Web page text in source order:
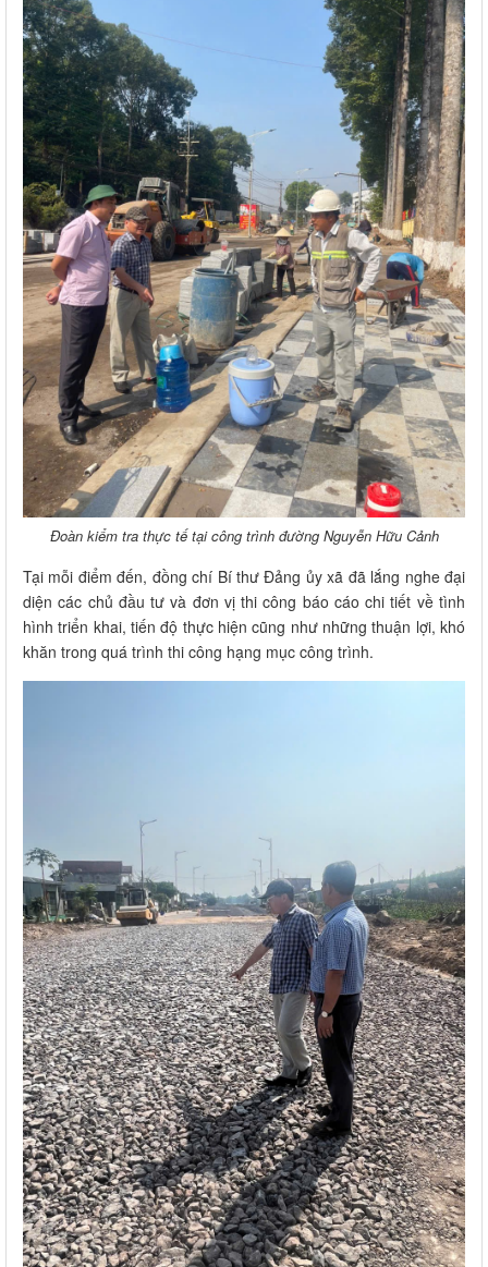
Đoàn kiểm tra thực tế tại công trình đường Nguyễn Hữu Cảnh
Tại mỗi điểm đến, đồng chí Bí thư Đảng ủy xã đã lắng nghe đại
diện các chủ đầu tư và đơn vị thi công báo cáo chi tiết về tình
hình triển khai, tiến độ thực hiện cũng như những thuận lợi, khó
khăn trong quá trình thi công hạng mục công trình.